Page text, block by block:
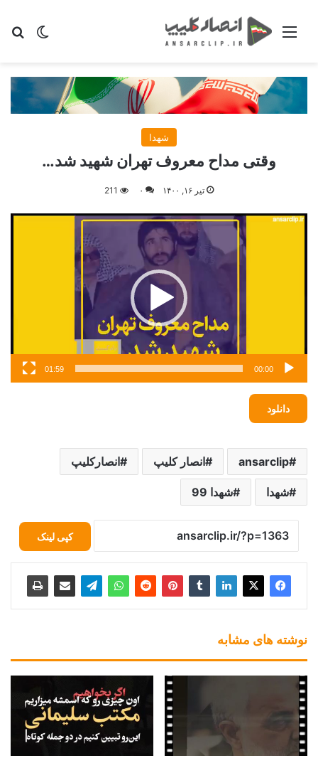
تغییر منو
شهدا
وقتی مداح معروف تهران شهید شد…
تیر ۱۶, ۱۴۰۰ ۰ 211
نمایشگر
ویدیو
00:00
01:59
دانلود
ansarclip انصار کلیپ انصارکلیپ
شهدا شهدا 99
کپی لینک
نوشته های مشابه